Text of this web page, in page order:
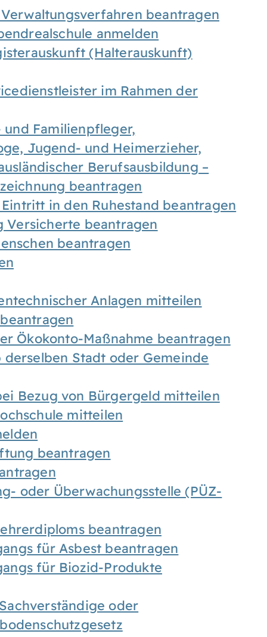
beantragen
anmelden
(Halterauskunft)
im Rahmen der
Familienpfleger,
Jugend- und Heimerzieher,
Berufsausbildung –
beantragen
in den Ruhestand beantragen
Versicherte beantragen
beantragen
Anlagen mitteilen
Ökokonto-Maßnahme beantragen
Stadt oder Gemeinde
Bezug von Bürgergeld mitteilen
mitteilen
beantragen
oder Überwachungsstelle (PÜZ-
beantragen
für Asbest beantragen
für Biozid-Produkte
oder